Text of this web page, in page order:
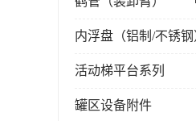
内浮盘（铝制/不锈钢
活动梯平台系列
罐区设备附件